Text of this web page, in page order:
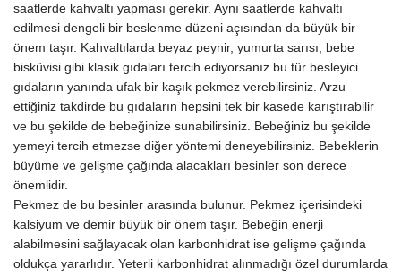
saatlerde kahvaltı yapması gerekir. Aynı saatlerde kahvaltı
edilmesi dengeli bir beslenme düzeni açısından da büyük bir
önem taşır. Kahvaltılarda beyaz peynir, yumurta sarısı, bebe
bisküvisi gibi klasik gıdaları tercih ediyorsanız bu tür besleyici
gıdaların yanında ufak bir kaşık pekmez verebilirsiniz. Arzu
ettiğiniz takdirde bu gıdaların hepsini tek bir kasede karıştırabilir
ve bu şekilde de bebeğinize sunabilirsiniz. Bebeğiniz bu şekilde
yemeyi tercih etmezse diğer yöntemi deneyebilirsiniz. Bebeklerin
büyüme ve gelişme çağında alacakları besinler son derece
önemlidir.
Pekmez de bu besinler arasında bulunur. Pekmez içerisindeki
kalsiyum ve demir büyük bir önem taşır. Bebeğin enerji
alabilmesini sağlayacak olan karbonhidrat ise gelişme çağında
oldukça yararlıdır. Yeterli karbonhidrat alınmadığı özel durumlarda